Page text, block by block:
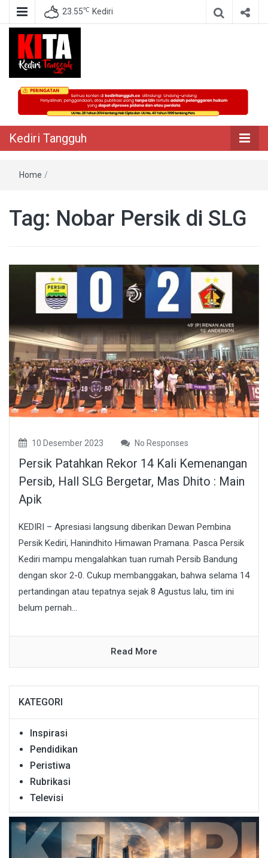
23.55℃ Kediri
Kediri Tangguh
Berita Akurat Terpercaya
Kediri Tangguh
Home /
Tag: Nobar Persik di SLG
10 Desember 2023 No Responses
Persik Patahkan Rekor 14 Kali Kemenangan
Persib, Hall SLG Bergetar, Mas Dhito : Main
Apik
KEDIRI – Apresiasi langsung diberikan Dewan Pembina
Persik Kediri, Hanindhito Himawan Pramana. Pasca Persik
Kediri mampu mengalahkan tuan rumah Persib Bandung
dengan skor 2-0. Cukup membanggakan, bahwa selama 14
pertandingan atau tepatnya sejak 8 Agustus lalu, tim ini
belum pernah...
Read More
KATEGORI
Inspirasi
Pendidikan
Peristiwa
Rubrikasi
Televisi